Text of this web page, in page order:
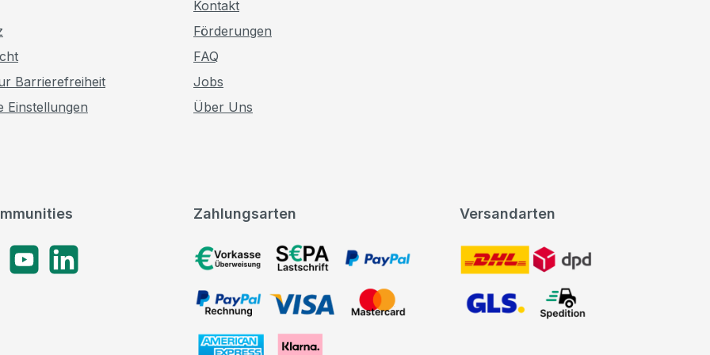
Barrierefreiheit
Einstellungen
Kontakt
Förderungen
FAQ
Jobs
Über Uns
Zahlungsarten
Vorkasse, SEPA-Lastschrift, PayPal
Versandarten
YouTubeLinkedIn